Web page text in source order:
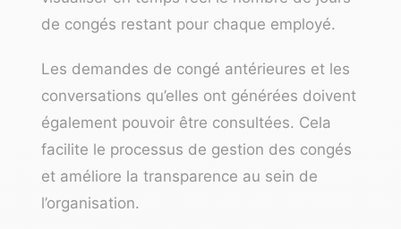
de congés restant pour chaque employé.
Les demandes de congé antérieures et les
conversations qu’elles ont générées doivent
également pouvoir être consultées. Cela
facilite le processus de gestion des congés
et améliore la transparence au sein de
l’organisation.